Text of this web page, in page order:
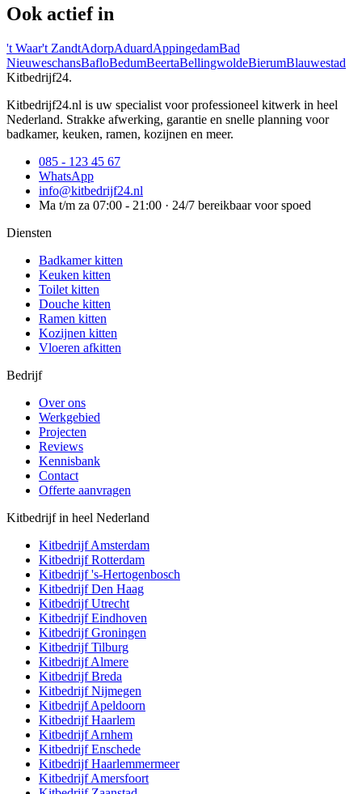
Ook actief in
't Waar't ZandtAdorpAduardAppingedamBad
NieuweschansBafloBedumBeertaBellingwoldeBierumBlauwestad
Kitbedrijf24.
Kitbedrijf24.nl is uw specialist voor professioneel kitwerk in heel
Nederland. Strakke afwerking, garantie en snelle planning voor
badkamer, keuken, ramen, kozijnen en meer.
085 - 123 45 67
WhatsApp
info@kitbedrijf24.nl
Ma t/m za 07:00 - 21:00 · 24/7 bereikbaar voor spoed
Diensten
Badkamer kitten
Keuken kitten
Toilet kitten
Douche kitten
Ramen kitten
Kozijnen kitten
Vloeren afkitten
Bedrijf
Over ons
Werkgebied
Projecten
Reviews
Kennisbank
Contact
Offerte aanvragen
Kitbedrijf in heel Nederland
KitbedrijfAmsterdam
KitbedrijfRotterdam
Kitbedrijf's-Hertogenbosch
KitbedrijfDen Haag
KitbedrijfUtrecht
KitbedrijfEindhoven
KitbedrijfGroningen
KitbedrijfTilburg
KitbedrijfAlmere
KitbedrijfBreda
KitbedrijfNijmegen
KitbedrijfApeldoorn
KitbedrijfHaarlem
KitbedrijfArnhem
KitbedrijfEnschede
KitbedrijfHaarlemmermeer
KitbedrijfAmersfoort